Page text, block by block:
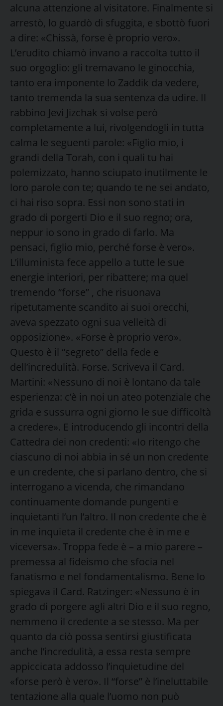
alcuna attenzione al visitatore. Finalmente si
arrestò, lo guardò di sfuggita, e sbottò fuori
a dire: «Chissà, forse è proprio vero».
L’erudito chiamò invano a raccolta tutto il
suo orgoglio: gli tremavano le ginocchia,
tanto era imponente lo Zaddik da vedere,
tanto tremenda la sua sentenza da udire. Il
rabbino Jevi Jizchak si volse però
completamente a lui, rivolgendogli in tutta
calma le seguenti parole: «Figlio mio, i
grandi della Torah, con i quali tu hai
polemizzato, hanno sciupato inutilmente le
loro parole con te; quando te ne sei andato,
ci hai riso sopra. Essi non sono stati in
grado di porgerti Dio e il suo regno; ora,
neppur io sono in grado di farlo. Ma
pensaci, figlio mio, perché forse è vero».
L’illuminista fece appello a tutte le sue
energie interiori, per ribattere; ma quel
tremendo “forse” , che risuonava
ripetutamente scandito ai suoi orecchi,
aveva spezzato ogni sua velleità di
opposizione». «Forse è proprio vero».
Questo è il “segreto” della fede e
dell’incredulità. Forse. Scriveva il Card.
Martini: «Nessuno di noi è lontano da tale
esperienza: c’è in noi un ateo potenziale che
grida e sussurra ogni giorno le sue difficoltà
a credere». E introducendo gli incontri della
Cattedra dei non credenti: «Io ritengo che
ciascuno di noi abbia in sé un non credente
e un credente, che si parlano dentro, che si
interrogano a vicenda, che rimandano
continuamente domande pungenti e
inquietanti l’un l’altro. Il non credente che è
in me inquieta il credente che è in me e
viceversa». Troppa fede è – a mio parere –
premessa al fideismo che sfocia nel
fanatismo e nel fondamentalismo. Bene lo
spiegava il Card. Ratzinger: «Nessuno è in
grado di porgere agli altri Dio e il suo regno,
nemmeno il credente a se stesso. Ma per
quanto da ciò possa sentirsi giustificata
anche l’incredulità, a essa resta sempre
appiccicata addosso l’inquietudine del
«forse però è vero». Il “forse” è l’ineluttabile
tentazione alla quale l’uomo non può